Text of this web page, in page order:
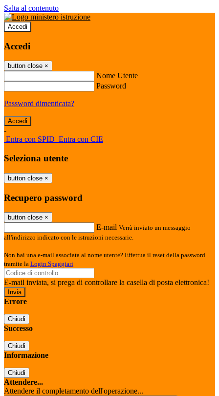
Salta al contenuto
Accedi
Accedi
button close ×
Nome Utente
Password
Password dimenticata?
-
Entra con SPID Entra con CIE
Seleziona utente
button close ×
Recupero password
button close ×
E-mail Verrà inviato un messaggio
all'indirizzo indicato con le istruzioni necessarie.
Non hai una e-mail associata al nome utente? Effettua il reset della password
tramite la Login Spaggiari
E-mail inviata, si prega di controllare la casella di posta elettronica!
Errore
Chiudi
Successo
Chiudi
Informazione
Chiudi
Attendere...
Attendere il completamento dell'operazione...